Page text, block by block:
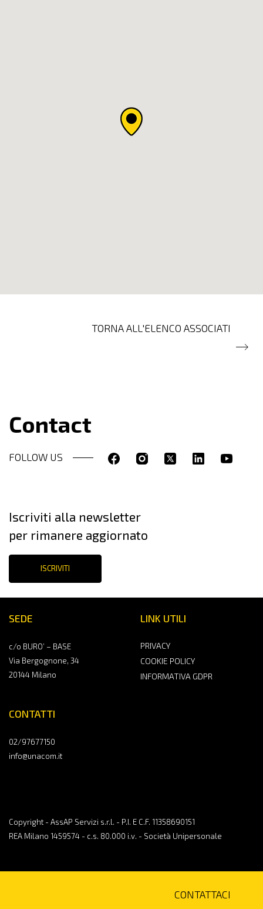
TORNA ALL'ELENCO ASSOCIATI
Contact
FOLLOW US
SEDE
c/o BURO’ – BASE
Via Bergognone, 34
20144 Milano
CONTATTI
02/97677150
info@unacom.it
LINK UTILI
PRIVACY
COOKIE POLICY
INFORMATIVA GDPR
Copyright - AssAP Servizi s.r.l. - P.I. E C.F. 11358690151
REA Milano 1459574 - c.s. 80.000 i.v. - Società Unipersonale
Iscriviti alla newsletter
per rimanere aggiornato
ISCRIVITI
CONTATTACI